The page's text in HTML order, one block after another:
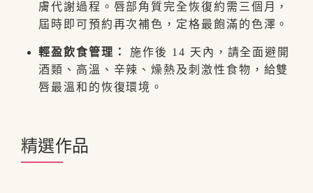
膚代謝過程。唇部角質完全恢復約需三個月，
屆時即可預約再次補色，定格最飽滿的色澤。
輕盈飲食管理：
施作後 14 天內，請全面避開
酒類、高溫、辛辣、燥熱及刺激性食物，給雙
唇最溫和的恢復環境。
精選作品